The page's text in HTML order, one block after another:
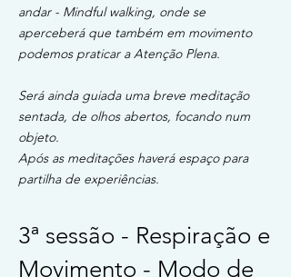
andar - Mindful walking, onde se
aperceberá que também em movimento
podemos praticar a Atenção Plena.
Será ainda guiada uma breve meditação
sentada, de olhos abertos, focando num
objeto.
Após as meditações haverá espaço para
partilha de experiências.
3ª sessão - Respiração e
Movimento - Modo de